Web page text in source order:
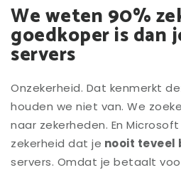
We weten 90%
goedkoper is dan
servers
Onzekerheid. Dat kenmerkt
houden we niet van. We
naar zekerheden. En
zekerheid dat je nooit teveel
servers. Omdat je betaalt